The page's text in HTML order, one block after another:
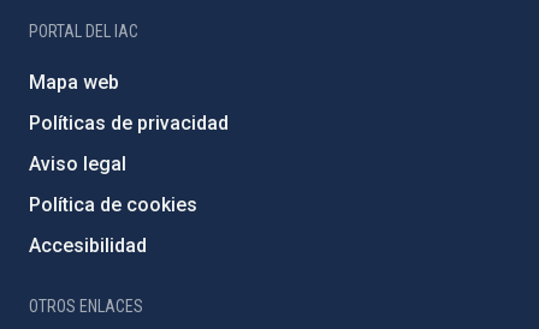
PORTAL DEL IAC
Mapa web
Políticas de privacidad
Aviso legal
Política de cookies
Accesibilidad
OTROS ENLACES